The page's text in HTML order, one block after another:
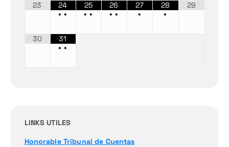
23
24
••
25
••
26
••
27
•
28
•
29
30
31
••
LINKS UTILES
Honorable Tribunal de Cuentas